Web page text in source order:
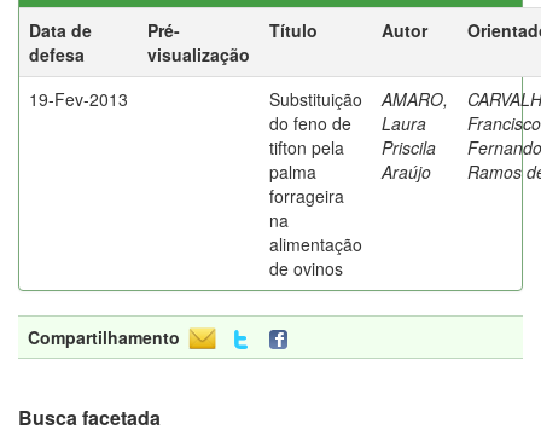
Data de
defesa
Pré-
visualização
Título Autor
19-Fev-2013
Substituição
do feno de
tifton pela
palma
forrageira
na
alimentação
de ovinos
AMARO,
Laura
Priscila
Araújo
Francisco
Fernando
Ramos
Compartilhamento
Busca facetada